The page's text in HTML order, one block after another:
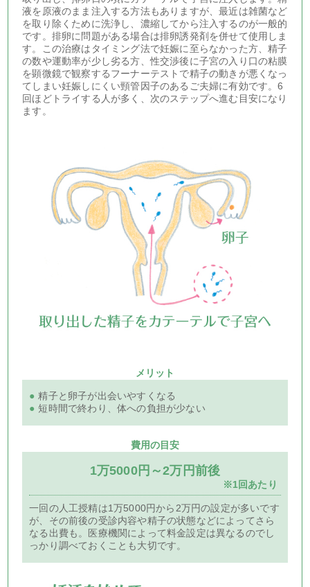
液を原液のまま注入する方法もありますが、最近は雑菌など
を取り除くために洗浄し、濃縮してから注入するのが一般的
です。排卵に問題がある場合は排卵誘発剤を併せて使用しま
す。この治療はタイミング法で妊娠に至らなかった方、精子
の数や運動率が少し劣る方、性交渉後に子宮の入り口の粘膜
を顕微鏡で観察するフーナーテストで精子の動きが悪くなっ
てしまい妊娠しにくい頸管因子のあるご夫婦に有効です。6
回ほどトライする人が多く、次のステップへ進む目安になり
ます。
メリット
● 精子と卵子が出会いやすくなる
● 短時間で終わり、体への負担が少ない
費用の目安
1万5000円～2万円前後
※1回あたり
一回の人工授精は1万5000円から2万円の設定が多いです
が、その前後の受診内容や精子の状態などによってさら
なる出費も。医療機関によって料金設定は異なるのでし
っかり調べておくことも大切です。